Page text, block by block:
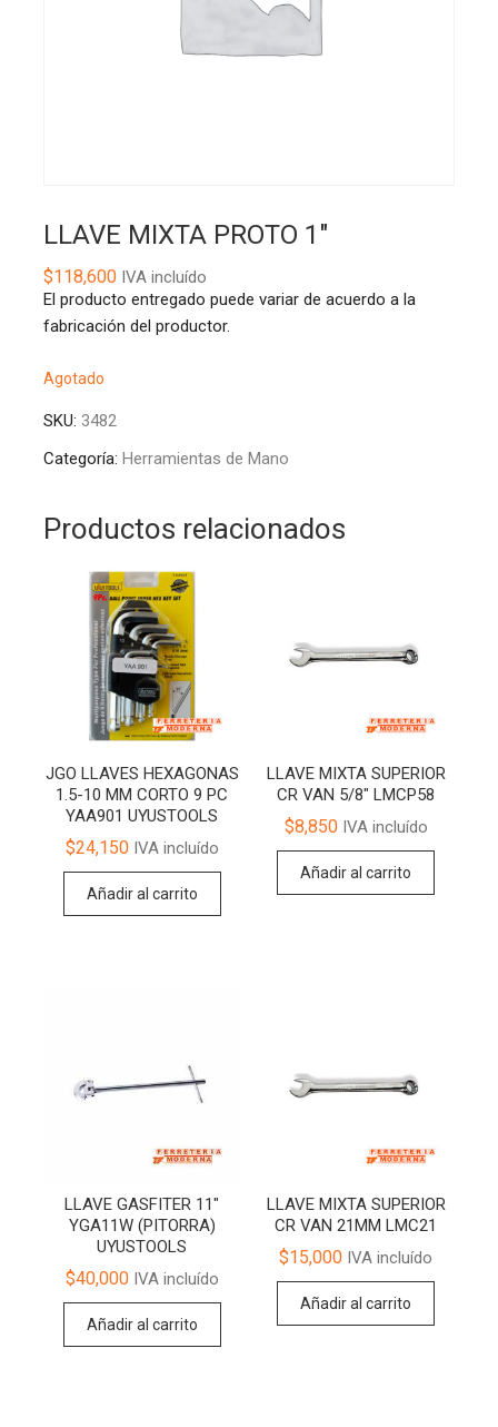
LLAVE MIXTA PROTO 1″
$118,600IVA incluído
El producto entregado puede variar de acuerdo a la
fabricación del productor.
Agotado
SKU: 3482
Categoría: Herramientas de Mano
Productos relacionados
JGO LLAVES HEXAGONAS
1.5-10 MM CORTO 9 PC
YAA901 UYUSTOOLS
$24,150IVA incluído
Añadir al carrito
LLAVE MIXTA SUPERIOR
CR VAN 5/8″ LMCP58
$8,850IVA incluído
Añadir al carrito
LLAVE GASFITER 11″
YGA11W (PITORRA)
UYUSTOOLS
$40,000IVA incluído
Añadir al carrito
LLAVE MIXTA SUPERIOR
CR VAN 21MM LMC21
$15,000 IVA incluído
Añadir al carrito